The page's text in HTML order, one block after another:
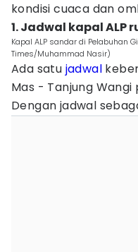
kondisi cuaca dan
1. Jadwal kapal ALP
Kapal ALP sandar di Pelabuhan
Times/Muhammad Nasir)
Ada satu jadwal
Mas - Tanjung Wangi
Dengan jadwal